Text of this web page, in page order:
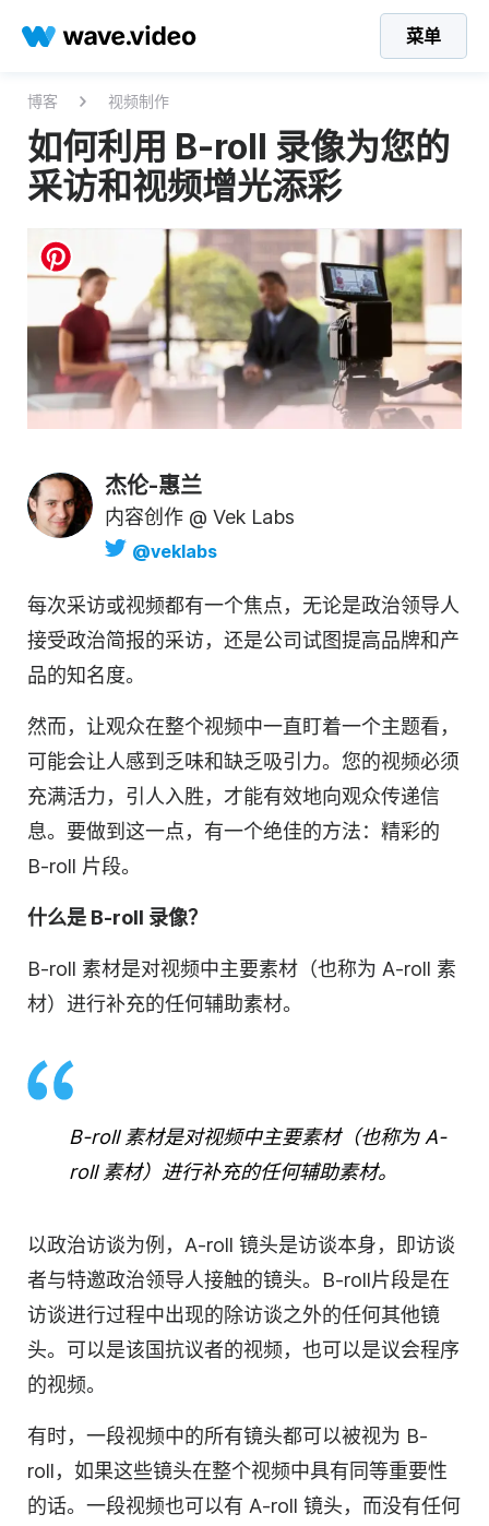
菜单
博客 视频制作
如何利用 B-roll 录像为您的
采访和视频增光添彩
杰伦-惠兰
内容创作 @ Vek Labs
@veklabs
每次采访或视频都有一个焦点，无论是政治领导人
接受政治简报的采访，还是公司试图提高品牌和产
品的知名度。
然而，让观众在整个视频中一直盯着一个主题看，
可能会让人感到乏味和缺乏吸引力。您的视频必须
充满活力，引人入胜，才能有效地向观众传递信
息。要做到这一点，有一个绝佳的方法：精彩的
B-roll 片段。
什么是 B-roll 录像？
B-roll 素材是对视频中主要素材（也称为 A-roll 素
材）进行补充的任何辅助素材。
B-roll 素材是对视频中主要素材（也称为 A-
roll 素材）进行补充的任何辅助素材。
以政治访谈为例，A-roll 镜头是访谈本身，即访谈
者与特邀政治领导人接触的镜头。B-roll片段是在
访谈进行过程中出现的除访谈之外的任何其他镜
头。可以是该国抗议者的视频，也可以是议会程序
的视频。
有时，一段视频中的所有镜头都可以被视为 B-
roll，如果这些镜头在整个视频中具有同等重要性
的话。一段视频也可以有 A-roll 镜头，而没有任何